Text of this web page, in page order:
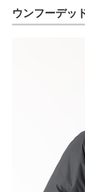
ウンフーデッ